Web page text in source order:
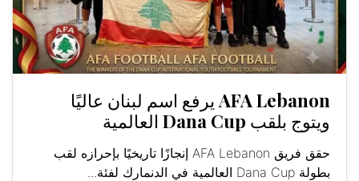
AFA Lebanon يرفع اسم لبنان عاليًا
ويتوج بلقب Dana Cup العالمية
حقق فريق AFA Lebanon إنجازًا تاريخيًا بإحرازه لقب
بطولة Dana Cup العالمية في الدنمارك لفئة...